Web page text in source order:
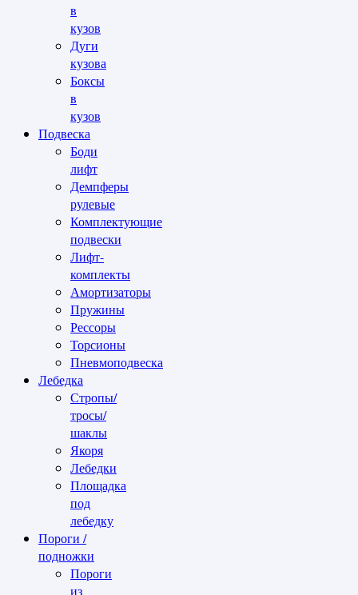
в
кузов
Дуги
кузова
Боксы
в
кузов
Подвеска
Боди
лифт
Демпферы
рулевые
Комплектующие
подвески
Лифт-
комплекты
Амортизаторы
Пружины
Рессоры
Торсионы
Пневмоподвеска
Лебедка
Стропы/
тросы/
шаклы
Якоря
Лебедки
Площадка
под
лебедку
Пороги /
подножки
Пороги
из